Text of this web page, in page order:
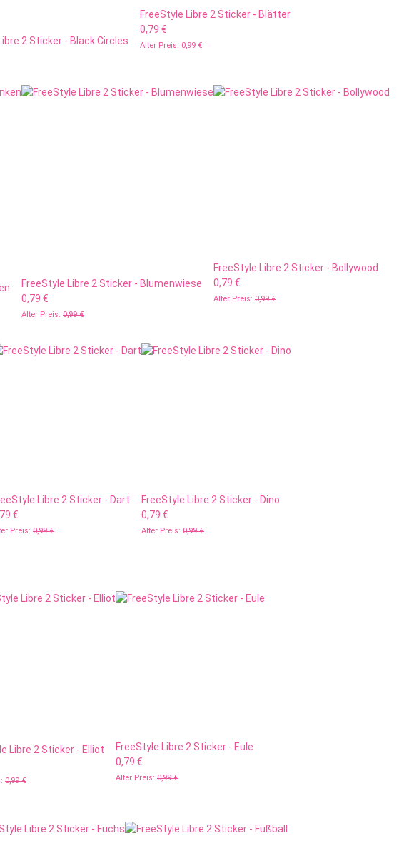
2 Sticker - Black Circles
FreeStyle Libre 2 Sticker - Blätter
0,79 €
Alter Preis: 0,99 €
FreeStyle Libre 2 Sticker - Blumenwiese
0,79 €
Alter Preis: 0,99 €
FreeStyle Libre 2 Sticker - Bollywood
0,79 €
Alter Preis: 0,99 €
Libre 2 Sticker - Dart
€
Preis: 0,99 €
FreeStyle Libre 2 Sticker - Dino
0,79 €
Alter Preis: 0,99 €
Libre 2 Sticker - Elliot
0,99 €
FreeStyle Libre 2 Sticker - Eule
0,79 €
Alter Preis: 0,99 €